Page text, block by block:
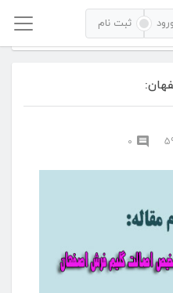
ورود ثبت نامفرش اصفهان:
0